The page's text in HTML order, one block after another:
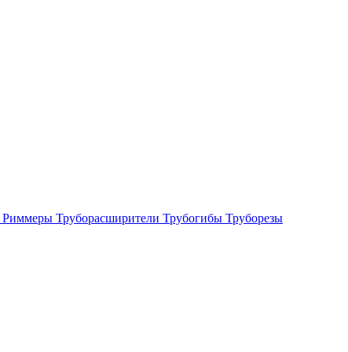
Риммеры Труборасширители Трубогибы Труборезы